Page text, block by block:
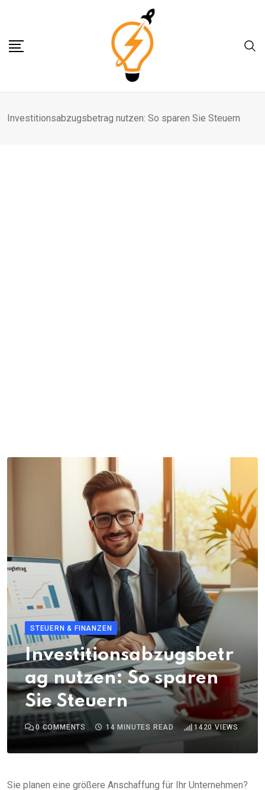
content
Investitionsabzugsbetrag nutzen: So sparen Sie Steuern
STEUERN & FINANZEN
Investitionsabzugsbetr
ag nutzen: So sparen
Sie Steuern
0 COMMENTS 14 MINUTES READ 1420VIEWS
Sie planen eine größere Anschaffung für Ihr Unternehmen?